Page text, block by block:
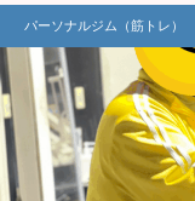
パーソナルジム（筋トレ）